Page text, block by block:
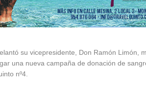
su vicepresidente, Don Ramón Limón,
una nueva campaña de donación de
nº4.